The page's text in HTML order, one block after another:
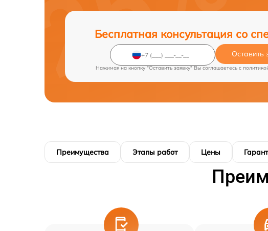
Бесплатная консультация со
Оставить
Нажимая на кнопку "Оставить заявку" Вы соглашаетесь c
Преимущества Этапы работ Цены